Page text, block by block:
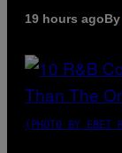
19 hours agoBy
(PHOTO BY EBET